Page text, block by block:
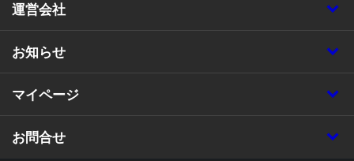
運営会社
お知らせ
マイページ
お問合せ